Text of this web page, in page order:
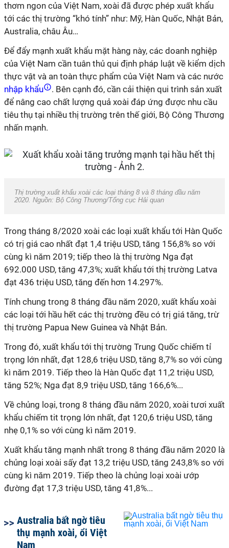
thơm ngon của Việt Nam, xoài đã được phép xuất khẩu
tới các thị trường “khó tính” như: Mỹ, Hàn Quốc, Nhật Bản,
Australia, châu Âu…
Để đẩy mạnh xuất khẩu mặt hàng này, các doanh nghiệp
của Việt Nam cần tuân thủ qui định pháp luật về kiểm dịch
thực vật và an toàn thực phẩm của Việt Nam và các nước
nhập khẩu
. Bên cạnh đó, cần cải thiện qui trình sản xuất
để nâng cao chất lượng quả xoài đáp ứng được nhu cầu
tiêu thụ tại nhiều thị trường trên thế giới, Bộ Công Thương
nhấn mạnh.
Thị trường xuất khẩu xoài các loại tháng 8 và 8 tháng đầu năm
2020. Nguồn: Bộ Công Thương/Tổng cục Hải quan
Trong tháng 8/2020 xoài các loại xuất khẩu tới Hàn Quốc
có trị giá cao nhất đạt 1,4 triệu USD, tăng 156,8% so với
cùng kì năm 2019; tiếp theo là thị trường Nga đạt
692.000 USD, tăng 47,3%; xuất khẩu tới thị trường Latva
đạt 436 triệu USD, tăng đến hơn 14.297%.
Tính chung trong 8 tháng đầu năm 2020, xuất khẩu xoài
các loại tới hầu hết các thị trường đều có trị giá tăng, trừ
thị trường Papua New Guinea và Nhật Bản.
Trong đó, xuất khẩu tới thị trường Trung Quốc chiếm tỉ
trọng lớn nhất, đạt 128,6 triệu USD, tăng 8,7% so với cùng
kì năm 2019. Tiếp theo là Hàn Quốc đạt 11,2 triệu USD,
tăng 52%; Nga đạt 8,9 triệu USD, tăng 166,6%...
Về chủng loại, trong 8 tháng đầu năm 2020, xoài tươi xuất
khẩu chiếm tit trọng lớn nhất, đạt 120,6 triệu USD, tăng
nhẹ 0,1% so với cùng kì năm 2019.
Xuất khẩu tăng mạnh nhất trong 8 tháng đầu năm 2020 là
chủng loại xoài sấy đạt 13,2 triệu USD, tăng 243,8% so với
cùng kì năm 2019. Tiếp theo là chủng loại xoài ướp
đường đạt 17,3 triệu USD, tăng 41,8%...
Australia bất ngờ tiêu
thụ mạnh xoài, ổi Việt
Nam